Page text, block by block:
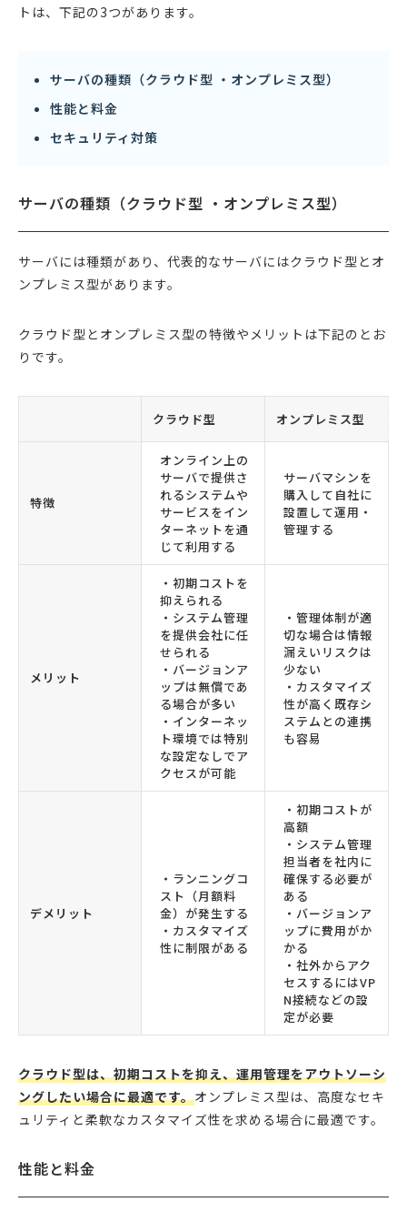
トは、下記の3つがあります。
サーバの種類（クラウド型 ・オンプレミス型）
性能と料金
セキュリティ対策
サーバの種類（クラウド型 ・オンプレミス型）
サーバには種類があり、代表的なサーバにはクラウド型とオ
ンプレミス型があります。
クラウド型とオンプレミス型の特徴やメリットは下記のとお
りです。
クラウド型 オンプレミス型
特徴
オンライン上の
サーバで提供さ
れるシステムや
サービスをイン
ターネットを通
じて利用する
サーバマシンを
購入して自社に
設置して運用・
管理する
メリット
・初期コストを
抑えられる
・システム管理
を提供会社に任
せられる
・バージョンア
ップは無償であ
る場合が多い
・インターネッ
ト環境では特別
な設定なしでア
クセスが可能
・管理体制が適
切な場合は情報
漏えいリスクは
少ない
・カスタマイズ
性が高く既存シ
ステムとの連携
も容易
デメリット
・ランニングコ
スト（月額料
金）が発生する
・カスタマイズ
性に制限がある
・初期コストが
高額
・システム管理
担当者を社内に
確保する必要が
ある
・バージョンア
ップに費用がか
かる
・社外からアク
セスするにはVP
N接続などの設
定が必要
クラウド型は、初期コストを抑え、運用管理をアウトソーシ
ングしたい場合に最適です。オンプレミス型は、高度なセキ
ュリティと柔軟なカスタマイズ性を求める場合に最適です。
性能と料金